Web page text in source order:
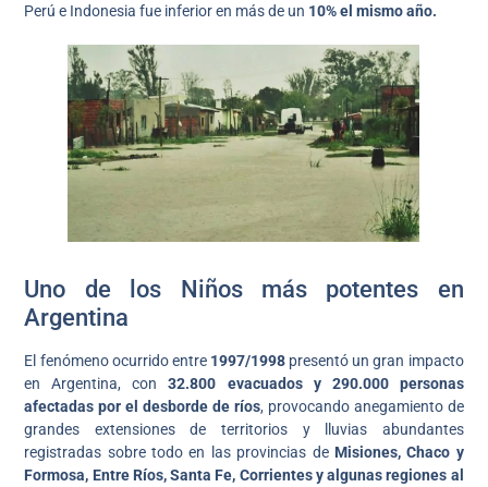
Perú e Indonesia fue inferior en más de un 10% el mismo año.
Uno de los Niños más potentes en
Argentina
El fenómeno ocurrido entre 1997/1998 presentó un gran impacto
en Argentina, con32.800 evacuados y 290.000 personas
afectadas por el desborde de ríos, provocando anegamiento de
grandes extensiones de territorios y lluvias abundantes
registradas sobre todo en las provincias de Misiones, Chaco y
Formosa, Entre Ríos, Santa Fe, Corrientes y algunas regiones al